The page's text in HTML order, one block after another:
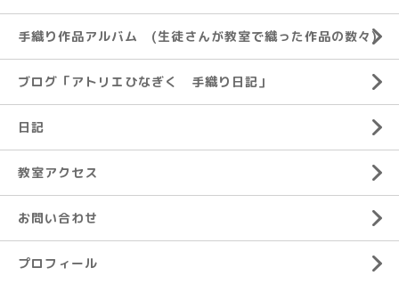
手織り作品アルバム (生徒さんが教室で織った作品の数々)
ブログ「アトリエひなぎく 手織り日記」
日記
教室アクセス
お問い合わせ
プロフィール